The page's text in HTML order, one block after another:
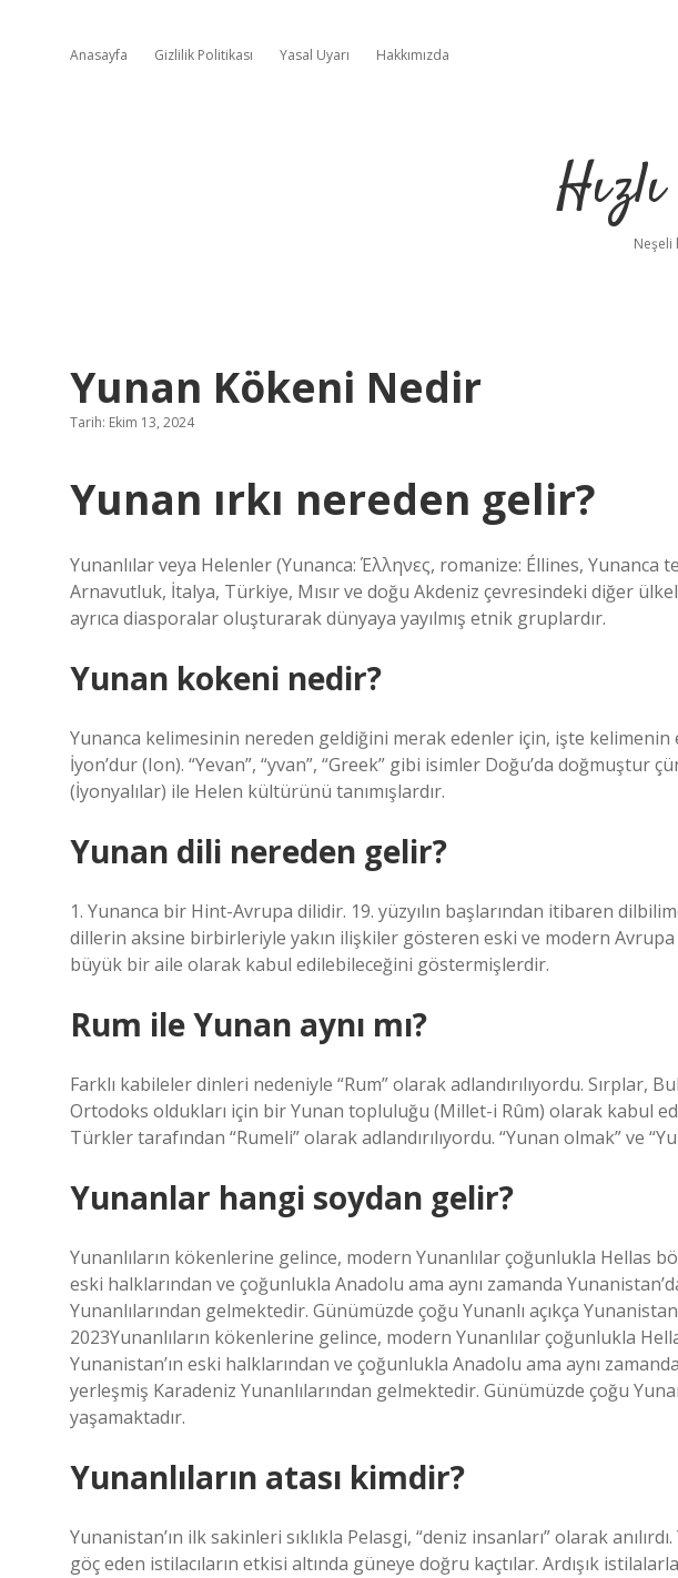
Anasayfa Gizlilik Politikası Yasal Uyarı Hakkımızda
Neşeli
Yunan Kökeni Nedir
Tarih: Ekim 13, 2024
Yunan ırkı nereden gelir?
Yunanlılar veya Helenler (Yunanca: Έλληνες, romanize: Éllines, Yunanca
Arnavutluk, İtalya, Türkiye, Mısır ve doğu Akdeniz çevresindeki diğer
ayrıca diasporalar oluşturarak dünyaya yayılmış etnik gruplardır.
Yunan kokeni nedir?
Yunanca kelimesinin nereden geldiğini merak edenler için, işte
İyon’dur (Ion). “Yevan”, “yvan”, “Greek” gibi isimler Doğu’da doğmuştur
(İyonyalılar) ile Helen kültürünü tanımışlardır.
Yunan dili nereden gelir?
1. Yunanca bir Hint-Avrupa dilidir. 19. yüzyılın başlarından itibaren
dillerin aksine birbirleriyle yakın ilişkiler gösteren eski ve modern
büyük bir aile olarak kabul edilebileceğini göstermişlerdir.
Rum ile Yunan aynı mı?
Farklı kabileler dinleri nedeniyle “Rum” olarak adlandırılıyordu. Sırplar,
Ortodoks oldukları için bir Yunan topluluğu (Millet-i Rûm) olarak kabul
Türkler tarafından “Rumeli” olarak adlandırılıyordu. “Yunan olmak” ve
Yunanlar hangi soydan gelir?
Yunanlıların kökenlerine gelince, modern Yunanlılar çoğunlukla Hellas
eski halklarından ve çoğunlukla Anadolu ama aynı zamanda
Yunanlılarından gelmektedir. Günümüzde çoğu Yunanlı açıkça
2023Yunanlıların kökenlerine gelince, modern Yunanlılar çoğunlukla
Yunanistan’ın eski halklarından ve çoğunlukla Anadolu ama aynı
yerleşmiş Karadeniz Yunanlılarından gelmektedir. Günümüzde çoğu
yaşamaktadır.
Yunanlıların atası kimdir?
Yunanistan’ın ilk sakinleri sıklıkla Pelasgi, “deniz insanları” olarak
göç eden istilacıların etkisi altında güneye doğru kaçtılar. Ardışık